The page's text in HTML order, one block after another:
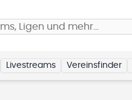
Ligen und mehr…
Livestreams Vereinsfinder